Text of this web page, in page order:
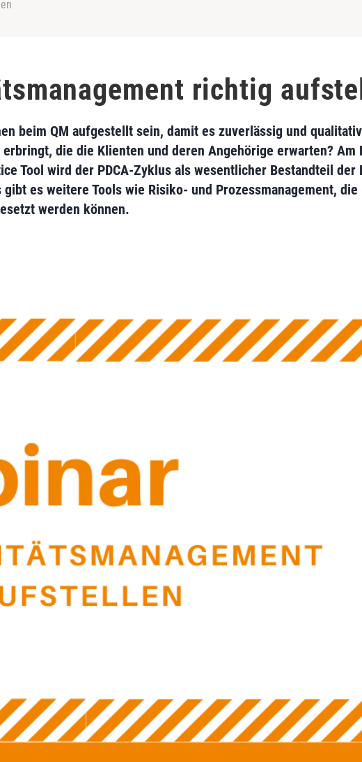
richtig
beim QM aufgestellt sein, damit es zuverlässig und
die die Klienten und deren Angehörige erwarten? Am
Tool wird der PDCA-Zyklus als wesentlicher Bestandteil
es weitere Tools wie Risiko- und Prozessmanagement,
werden können.